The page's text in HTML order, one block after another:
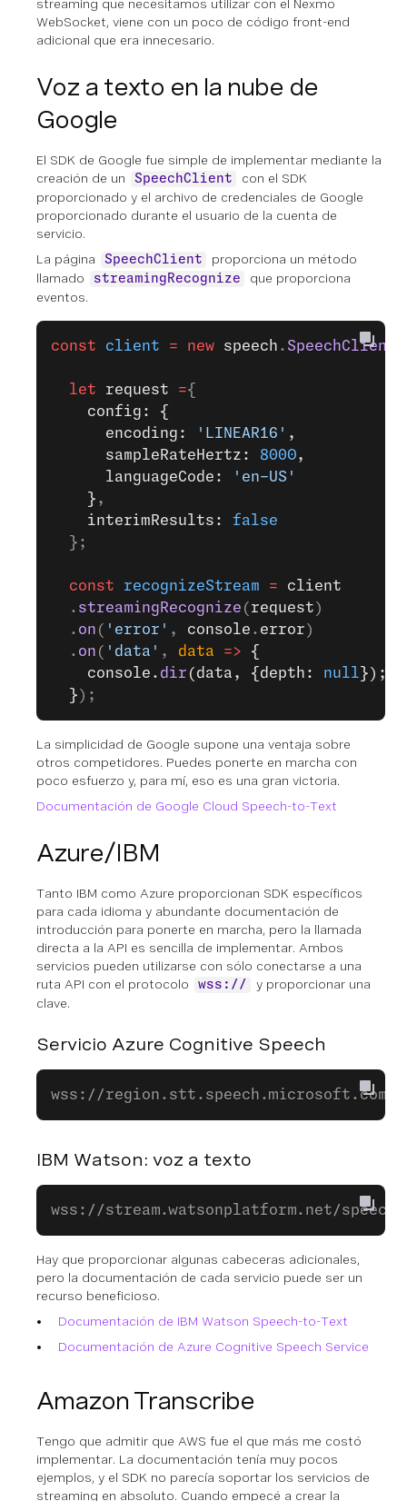
streaming que necesitamos utilizar con el Nexmo
WebSocket, viene con un poco de código front-end
adicional que era innecesario.
Voz a texto en la nube de
Google
El SDK de Google fue simple de implementar mediante la
creación de un
SpeechClient
con el SDK
proporcionado y el archivo de credenciales de Google
proporcionado durante el usuario de la cuenta de
servicio.
La página
SpeechClient
proporciona un método
llamado
streamingRecognize
que proporciona
eventos.
const client = new speech . SpeechClient
  let
request ={
    config: {
      encoding:
'LINEAR16' ,
      sampleRateHertz:
8000,
      languageCode:
'en-US'
    }
,
    interimResults:
false
  };
  const
recognizeStream = client
  .
streamingRecognize ( request )
  .
on ( 'error' , console . error )
  .
on ( 'data' , data => {
    console.
dir (data, {depth: null });
  }
);
La simplicidad de Google supone una ventaja sobre
otros competidores. Puedes ponerte en marcha con
poco esfuerzo y, para mí, eso es una gran victoria.
Documentación de Google Cloud Speech-to-Text
Azure/IBM
Tanto IBM como Azure proporcionan SDK específicos
para cada idioma y abundante documentación de
introducción para ponerte en marcha, pero la llamada
directa a la API es sencilla de implementar. Ambos
servicios pueden utilizarse con sólo conectarse a una
ruta API con el protocolo
wss://
y proporcionar una
clave.
Servicio Azure Cognitive Speech
wss://region.stt.speech.microsoft.com/
IBM Watson: voz a texto
wss://stream.watsonplatform.net/
Hay que proporcionar algunas cabeceras adicionales,
pero la documentación de cada servicio puede ser un
recurso beneficioso.
Documentación de IBM Watson Speech-to-Text
Documentación de Azure Cognitive Speech Service
Amazon Transcribe
Tengo que admitir que AWS fue el que más me costó
implementar. La documentación tenía muy pocos
ejemplos, y el SDK no parecía soportar los servicios de
streaming en absoluto. Cuando empecé a crear la